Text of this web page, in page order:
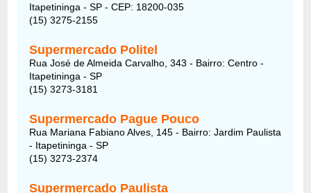
Itapetininga - SP - CEP: 18200-035
(15) 3275-2155
Supermercado Politel
Rua José de Almeida Carvalho, 343 - Bairro: Centro -
Itapetininga - SP
(15) 3273-3181
Supermercado Pague Pouco
Rua Mariana Fabiano Alves, 145 - Bairro: Jardim Paulista
- Itapetininga - SP
(15) 3273-2374
Supermercado Paulista